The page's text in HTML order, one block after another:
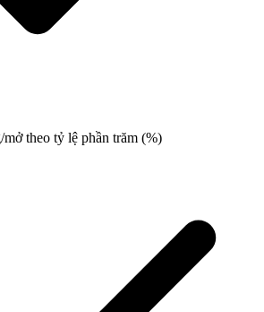
theo tỷ lệ phần trăm (%)